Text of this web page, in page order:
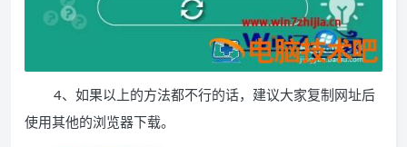
4、如果以上的方法都不行的话，建议大家复制网址后
使用其他的浏览器下载。